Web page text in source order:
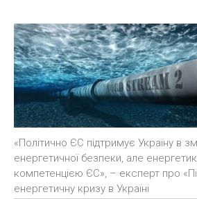
«Політично ЄС підтримує Україну в
енергетичної безпеки, але
компетенцією ЄС», – експерт про
енергетичну кризу в Україні